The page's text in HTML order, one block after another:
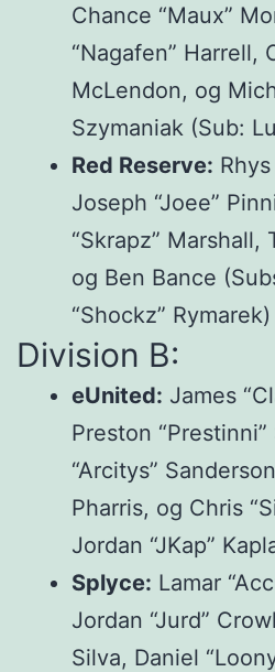
Chance “Maux”
“Nagafen” Harrell,
McLendon, og
Szymaniak (Sub:
Red Reserve:
Joseph “Joee”
“Skrapz” Marshall,
og Ben Bance
“Shockz” Rymarek)
Division B:
eUnited: James
Preston
“Arcitys”
Pharris, og Chris
Jordan “JKap”
Splyce: Lamar
Jordan “Jurd”
Silva, Daniel